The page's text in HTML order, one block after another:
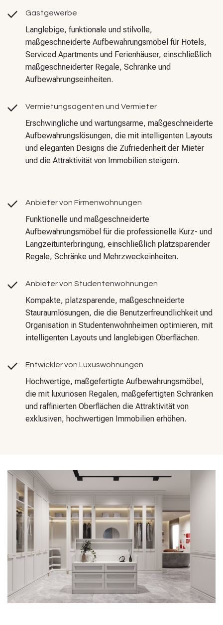
Gastgewerbe
Langlebige, funktionale und stilvolle,
maßgeschneiderte Aufbewahrungsmöbel für Hotels,
Serviced Apartments und Ferienhäuser, einschließlich
maßgeschneiderter Regale, Schränke und
Aufbewahrungseinheiten.
Vermietungsagenten und Vermieter
Erschwingliche und wartungsarme, maßgeschneiderte
Aufbewahrungslösungen, die mit intelligenten Layouts
und eleganten Designs die Zufriedenheit der Mieter
und die Attraktivität von Immobilien steigern.
Anbieter von Firmenwohnungen
Funktionelle und maßgeschneiderte
Aufbewahrungsmöbel für die professionelle Kurz- und
Langzeitunterbringung, einschließlich platzsparender
Regale, Schränke und Mehrzweckeinheiten.
Anbieter von Studentenwohnungen
Kompakte, platzsparende, maßgeschneiderte
Stauraumlösungen, die die Benutzerfreundlichkeit und
Organisation in Studentenwohnheimen optimieren, mit
intelligenten Layouts und langlebigen Oberflächen.
Entwickler von Luxuswohnungen
Hochwertige, maßgefertigte Aufbewahrungsmöbel,
die mit luxuriösen Regalen, maßgefertigten Schränken
und raffinierten Oberflächen die Attraktivität von
exklusiven, hochwertigen Immobilien erhöhen.